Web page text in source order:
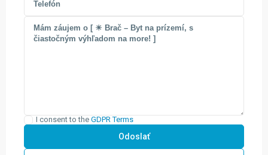
I consent to the GDPR Terms